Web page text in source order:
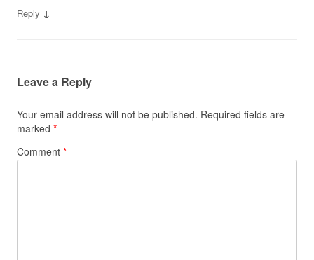
Reply ↓
Leave a Reply
Your email address will not be published. Required fields are
marked *
Comment *